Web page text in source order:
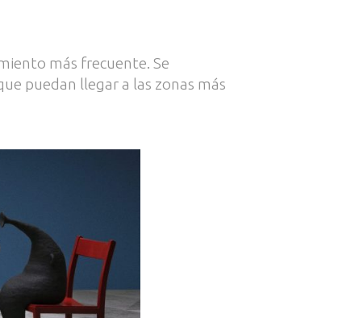
más frecuente. Se
puedan llegar a las zonas más